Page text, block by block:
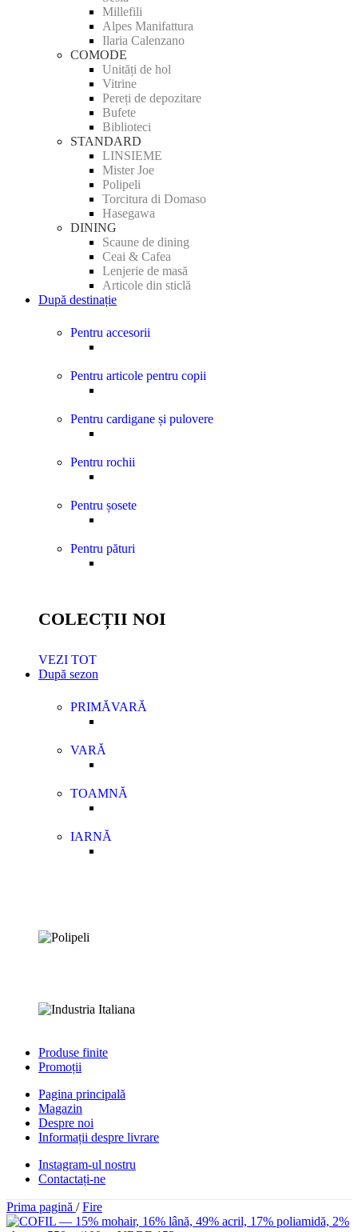
Millefili
Alpes Manifattura
Ilaria Calenzano
COMODE
Unități de hol
Vitrine
Pereți de depozitare
Bufete
Biblioteci
STANDARD
LINSIEME
Mister Joe
Polipeli
Torcitura di Domaso
Hasegawa
DINING
Scaune de dining
Ceai & Cafea
Lenjerie de masă
Articole din sticlă
După destinație
Pentru accesorii
Pentru articole pentru copii
Pentru cardigane și pulovere
Pentru rochii
Pentru șosete
Pentru pături
COLECȚII NOI
VEZI TOT
După sezon
PRIMĂVARĂ
VARĂ
TOAMNĂ
IARNĂ
Produse finite
Promoții
Pagina principală
Magazin
Despre noi
Informații despre livrare
Instagram-ul nostru
Contactați-ne
Prima pagină / Fire